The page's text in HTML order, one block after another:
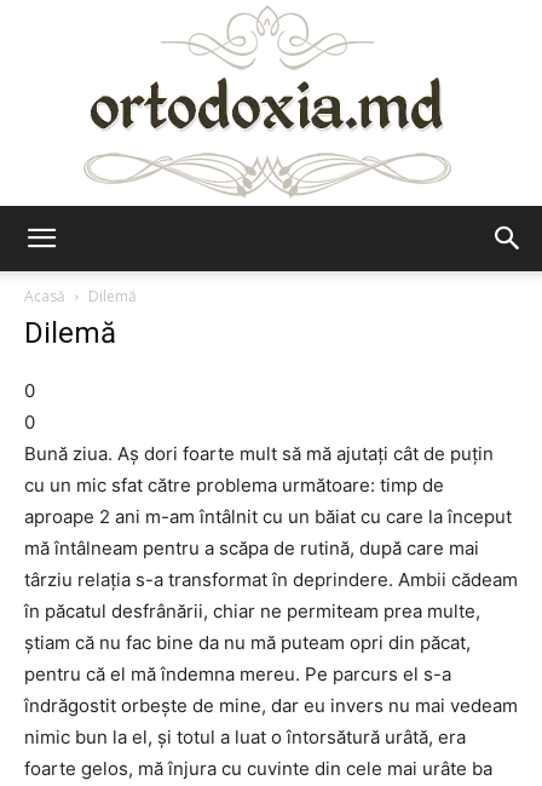
Acasă
Dilemă
Dilemă
0
0
Bună ziua. Aş dori foarte mult să mă ajutaţi cât de puţin
cu un mic sfat către problema următoare: timp de
aproape 2 ani m-am întâlnit cu un băiat cu care la început
mă întâlneam pentru a scăpa de rutină, după care mai
târziu relaţia s-a transformat în deprindere. Ambii cădeam
în păcatul desfrânării, chiar ne permiteam prea multe,
ştiam că nu fac bine da nu mă puteam opri din păcat,
pentru că el mă îndemna mereu. Pe parcurs el s-a
îndrăgostit orbeşte de mine, dar eu invers nu mai vedeam
nimic bun la el, şi totul a luat o întorsătură urâtă, era
foarte gelos, mă înjura cu cuvinte din cele mai urâte ba